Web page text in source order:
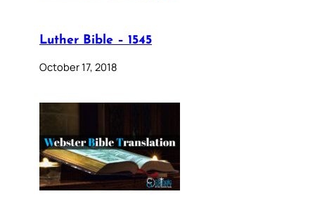
Luther Bible – 1545
October 17, 2018